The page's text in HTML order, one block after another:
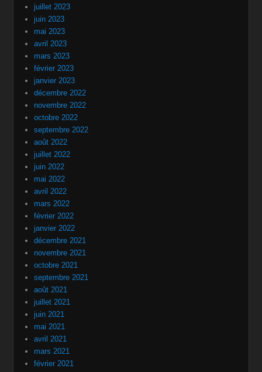
juillet 2023
juin 2023
mai 2023
avril 2023
mars 2023
février 2023
janvier 2023
décembre 2022
novembre 2022
octobre 2022
septembre 2022
août 2022
juillet 2022
juin 2022
mai 2022
avril 2022
mars 2022
février 2022
janvier 2022
décembre 2021
novembre 2021
octobre 2021
septembre 2021
août 2021
juillet 2021
juin 2021
mai 2021
avril 2021
mars 2021
février 2021